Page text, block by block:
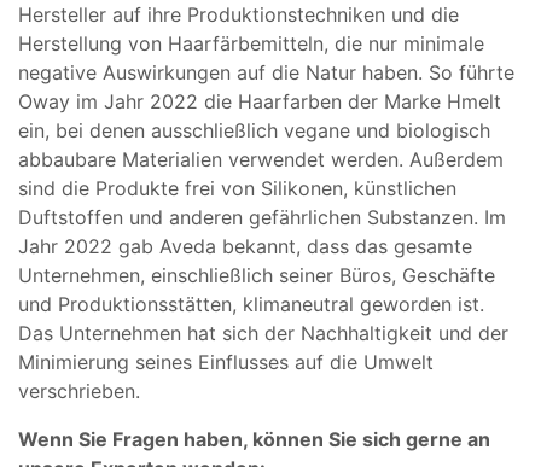
Hersteller auf ihre Produktionstechniken und die
Herstellung von Haarfärbemitteln, die nur minimale
negative Auswirkungen auf die Natur haben. So führte
Oway im Jahr 2022 die Haarfarben der Marke Hmelt
ein, bei denen ausschließlich vegane und biologisch
abbaubare Materialien verwendet werden. Außerdem
sind die Produkte frei von Silikonen, künstlichen
Duftstoffen und anderen gefährlichen Substanzen. Im
Jahr 2022 gab Aveda bekannt, dass das gesamte
Unternehmen, einschließlich seiner Büros, Geschäfte
und Produktionsstätten, klimaneutral geworden ist.
Das Unternehmen hat sich der Nachhaltigkeit und der
Minimierung seines Einflusses auf die Umwelt
verschrieben.
Wenn Sie Fragen haben, können Sie sich gerne an